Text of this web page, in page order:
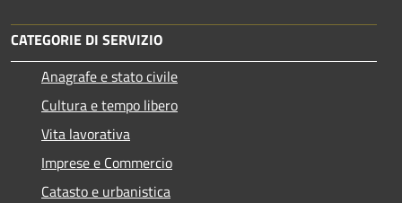
CATEGORIE DI SERVIZIO
Anagrafe e stato civile
Cultura e tempo libero
Vita lavorativa
Imprese e Commercio
Catasto e urbanistica